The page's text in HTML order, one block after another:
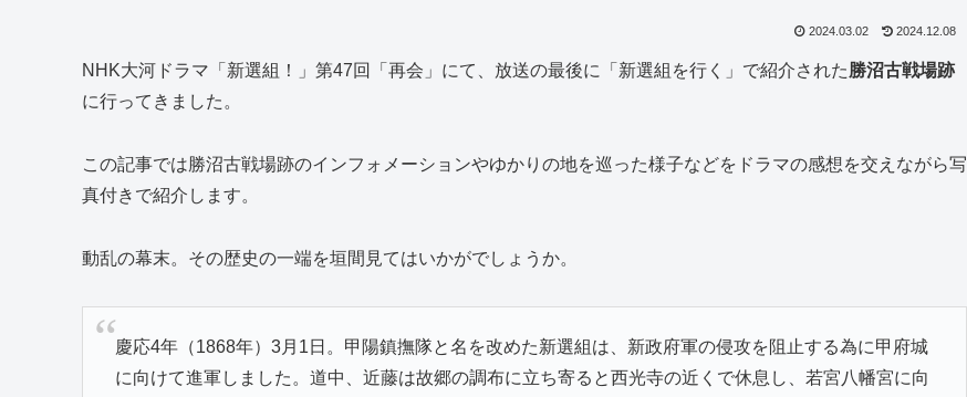
2024.03.02 2024.12.08
NHK大河ドラマ「新選組！」第47回「再会」にて、放送の最後に「新選組を行く」で紹介された勝沼古戦場跡
に行ってきました。
この記事では勝沼古戦場跡のインフォメーションやゆかりの地を巡った様子などをドラマの感想を交えながら写
真付きで紹介します。
動乱の幕末。その歴史の一端を垣間見てはいかがでしょうか。
慶応4年（1868年）3月1日。甲陽鎮撫隊と名を改めた新選組は、新政府軍の侵攻を阻止する為に甲府城
に向けて進軍しました。道中、近藤は故郷の調布に立ち寄ると西光寺の近くで休息し、若宮八幡宮に向